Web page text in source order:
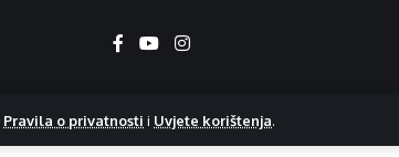
Pravila o privatnosti i Uvjete korištenja.